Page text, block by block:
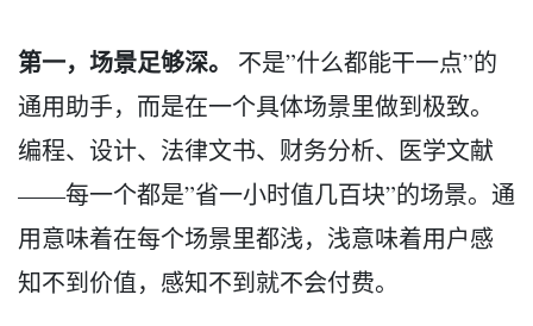
第一，场景足够深。
不是”什么都能干一点”的
通用助手，而是在一个具体场景里做到极致。
编程、设计、法律文书、财务分析、医学文献
——每一个都是”省一小时值几百块”的场景。通
用意味着在每个场景里都浅，浅意味着用户感
知不到价值，感知不到就不会付费。